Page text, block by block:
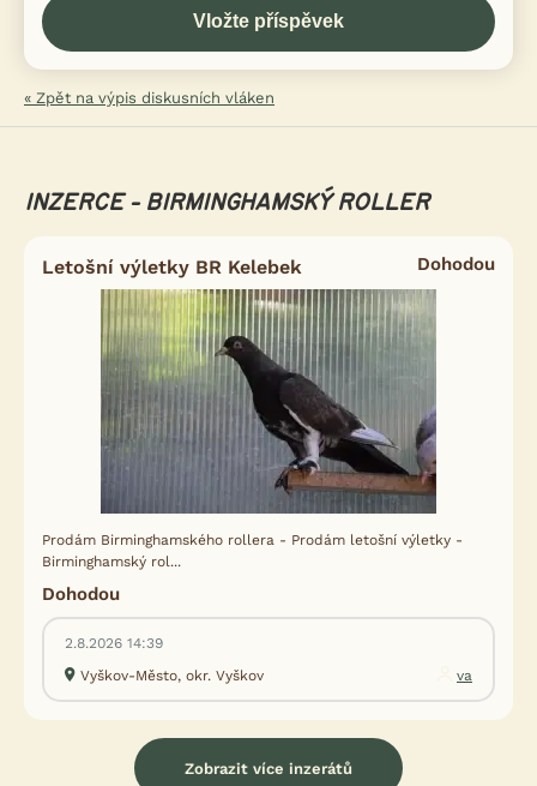
« Zpět na výpis diskusních vláken
INZERCE - BIRMINGHAMSKÝ ROLLER
Letošní výletky BR Kelebek Dohodou
Prodám Birminghamského rollera - Prodám letošní výletky -
Birminghamský rol...
Dohodou
2.8.2026 14:39
Vyškov-Město, okr. Vyškov
va
Zobrazit více inzerátů